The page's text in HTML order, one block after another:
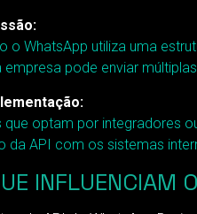
o WhatsApp utiliza uma
empresa pode enviar
que optam por integradores
da API com os sistemas
INFLUENCIAM